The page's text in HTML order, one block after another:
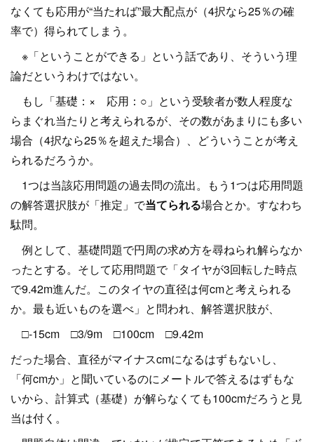
なくても応用が“当たれば”最大配点が（4択なら25％の確
率で）得られてしまう。
※「ということができる」という話であり、そういう理
論だというわけではない。
もし「基礎：× 応用：○」という受験者が数人程度な
らまぐれ当たりと考えられるが、その数があまりにも多い
場合（4択なら25％を超えた場合）、どういうことが考え
られるだろうか。
1つは当該応用問題の過去問の流出。もう1つは応用問題
の解答選択肢が「推定」で当てられる場合とか。すなわち
駄問。
例として、基礎問題で円周の求め方を尋ねられ解らなか
ったとする。そして応用問題で「タイヤが3回転した時点
で9.42m進んだ。このタイヤの直径は何cmと考えられる
か。最も近いものを選べ」と問われ、解答選択肢が、
□-15cm □3/9m □100cm □9.42m
だった場合、直径がマイナスcmになるはずもないし、
「何cmか」と聞いているのにメートルで答えるはずもな
いから、計算式（基礎）が解らなくても100cmだろうと見
当は付く。